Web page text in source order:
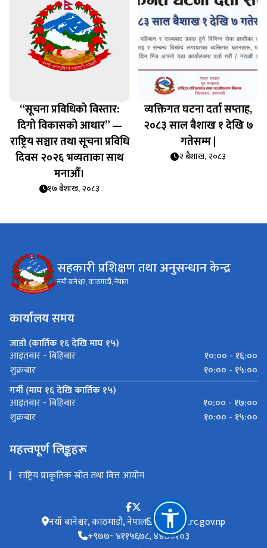
“सूचना प्रविधिको विस्तार:
दिगो विकासको आधार” —
राष्ट्रिय सञ्चार तथा सूचना प्रविधि
दिवस २०२६ भव्यताका साथ
मनाऔँ।
१७ बैशाख, २०८३
व्यक्तिगत घटना दर्ता सप्‍ताह,
२०८३ साल बैशाख १ देखि ७
गतेसम्म |
२ बैशाख, २०८३
सहकारी प्रशिक्षण तथा अनुसन्धान केन्द्र
नयाँ बानेश्वर, काठमाडौ, नेपाल
कार्यालय समय
जाडो (कार्तिक १६ देखि माघ १५)
आइतबार - बिहिबार
१०:०० - १६:००
शुक्रबार
१०:०० - १५:००
गर्मी (माघ १६ देखि कार्तिक १५)
आइतबार - बिहिबार
१०:०० - १७:००
शुक्रबार
१०:०० - १५:००
महत्त्वपूर्ण लिङ्कहरू
राष्ट्रिय प्राकृतिक स्रोत तथा वित्त आयोग
नयाँ बानेश्वर, काठमाडौ, नेपाल info@ctrc.gov.np
+९७७- ४११५६७८, ४४७०१०३